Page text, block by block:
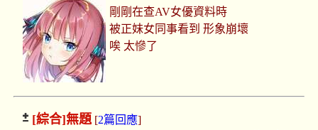
剛剛在查AV女優資料時
被正妹女同事看到 形象崩壞
唉 太慘了
[綜合]無題[2篇回應]